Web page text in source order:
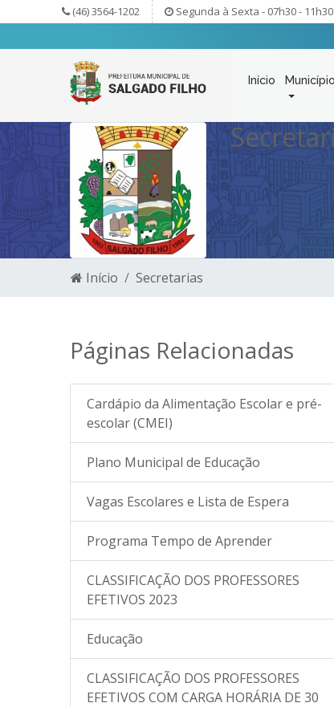
(46) 3564-1202 Segunda à Sexta - 07h30 -
Início Município
Início Secretarias
Páginas Relacionadas
Cardápio da Alimentação Escolar e pré-
escolar (CMEI)
Plano Municipal de Educação
Vagas Escolares e Lista de Espera
Programa Tempo de Aprender
CLASSIFICAÇÃO DOS PROFESSORES
EFETIVOS 2023
Educação
CLASSIFICAÇÃO DOS PROFESSORES
EFETIVOS COM CARGA HORÁRIA DE 30